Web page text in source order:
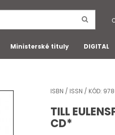
Ministerské tituly DIGITAL
ISBN / ISSN / KÓD:
TILL
CD*